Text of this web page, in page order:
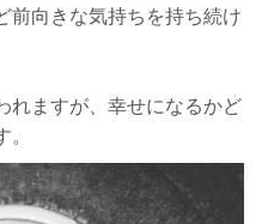
前向きな気持ちを持ち続け
れますが、幸せになるかど